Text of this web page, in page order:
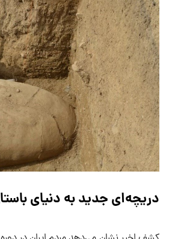
دریچه‌ای جدید به دنیای